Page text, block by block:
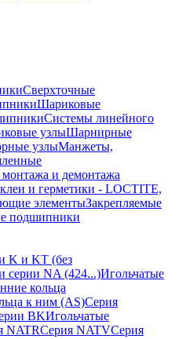
Сверхточные
Шариковые
Системы линейного
узлыШарнирные
узлыМанжеты,
и демонтажа
и герметики - LOCTITE,
элементыЗакрепляемые
подшипники
K и KT (без
серии NA (424...)Игольчатые
кольца
к ним (AS)Серия
BKИгольчатые
NATRСерия NATVСерия